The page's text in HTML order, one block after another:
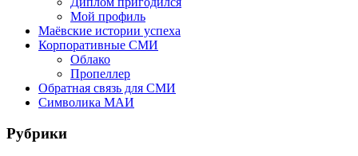
Мой профиль
Маёвские истории успеха
Корпоративные СМИ
Облако
Пропеллер
Обратная связь для СМИ
Символика МАИ
Рубрики